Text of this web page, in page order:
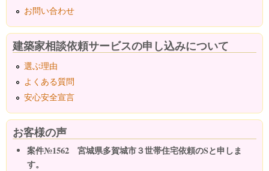
お問い合わせ
建築家相談依頼サービスの申し込みについて
選ぶ理由
よくある質問
安心安全宣言
お客様の声
案件№1562 宮城県多賀城市３世帯住宅依頼のSと申しま
す。